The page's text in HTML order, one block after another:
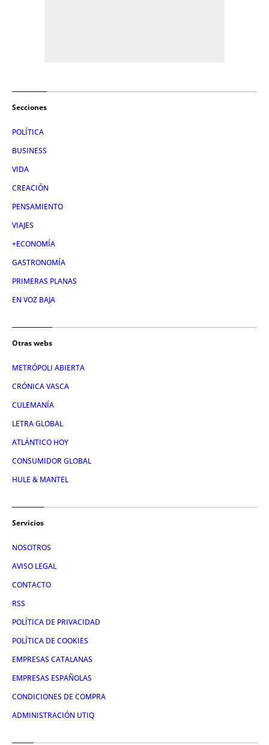
Secciones
POLÍTICA
BUSINESS
VIDA
CREACIÓN
PENSAMIENTO
VIAJES
+ECONOMÍA
GASTRONOMÍA
PRIMERAS PLANAS
EN VOZ BAJA
Otras webs
METRÓPOLI ABIERTA
CRÓNICA VASCA
CULEMANÍA
LETRA GLOBAL
ATLÁNTICO HOY
CONSUMIDOR GLOBAL
HULE & MANTEL
Servicios
NOSOTROS
AVISO LEGAL
CONTACTO
RSS
POLÍTICA DE PRIVACIDAD
POLÍTICA DE COOKIES
EMPRESAS CATALANAS
EMPRESAS ESPAÑOLAS
CONDICIONES DE COMPRA
ADMINISTRACIÓN UTIQ